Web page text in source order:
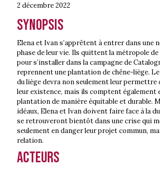
2 décembre2022
Synopsis
Elena et Ivan s’apprêtent à entrer dans une
phase de leur vie. Ils quittent la métropole
pour s’installer dans la campagne de
reprennent une plantation de chêne-liège.
du liège devra non seulement leur permettre
leur existence, mais ils comptent également
plantation de manière équitable et durable.
idéaux, Elena et Ivan doivent faire face à la
se retrouveront bientôt dans une crise qui
seulement en danger leur projet commun,
relation.
Acteurs